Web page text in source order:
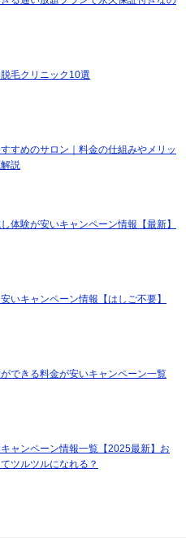
毛クリニック10選
すめのサロン｜料金の仕組みやメリッ
説
体験が安いキャンペーン情報【最新】
いキャンペーン情報【はしご不要】
できる料金が安いキャンペーン一覧
ャンペーン情報一覧【2025最新】お
ツルツルになれる？